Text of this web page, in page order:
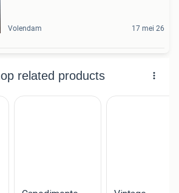
Volendam 17 mei 26